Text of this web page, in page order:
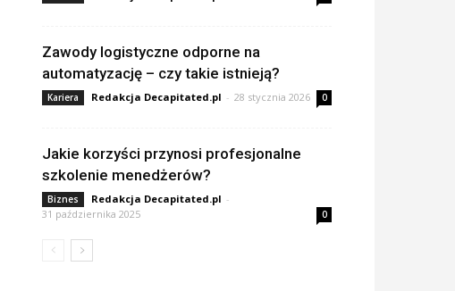
Zawody logistyczne odporne na
automatyzację – czy takie istnieją?
Kariera Redakcja Decapitated.pl - 28 stycznia 2026 0
Jakie korzyści przynosi profesjonalne
szkolenie menedżerów?
Biznes Redakcja Decapitated.pl -
31 października 2025
0